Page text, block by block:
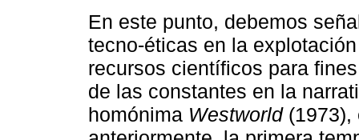
En este punto, debemos
tecno-éticas en la
recursos científicos para
de las constantes en la
homónima Westworld(1973),